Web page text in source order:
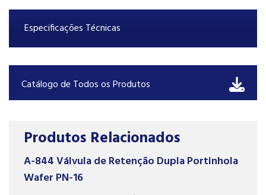
Especificações Técnicas
Catálogo de Todos os Produtos
Produtos Relacionados
A-844 Válvula de Retenção Dupla Portinhola
Wafer PN-16